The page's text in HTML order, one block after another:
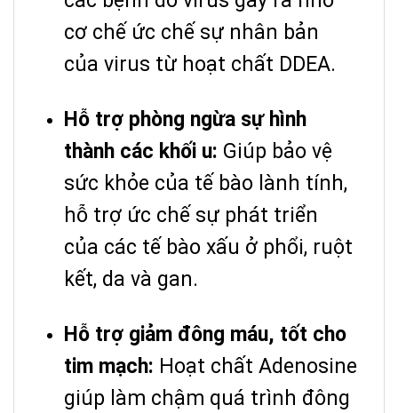
cơ chế ức chế sự nhân bản
của virus từ hoạt chất DDEA.
Hỗ trợ phòng ngừa sự hình
thành các khối u: Giúp bảo vệ
sức khỏe của tế bào lành tính,
hỗ trợ ức chế sự phát triển
của các tế bào xấu ở phổi, ruột
kết, da và gan.
Hỗ trợ giảm đông máu, tốt cho
tim mạch: Hoạt chất Adenosine
giúp làm chậm quá trình đông